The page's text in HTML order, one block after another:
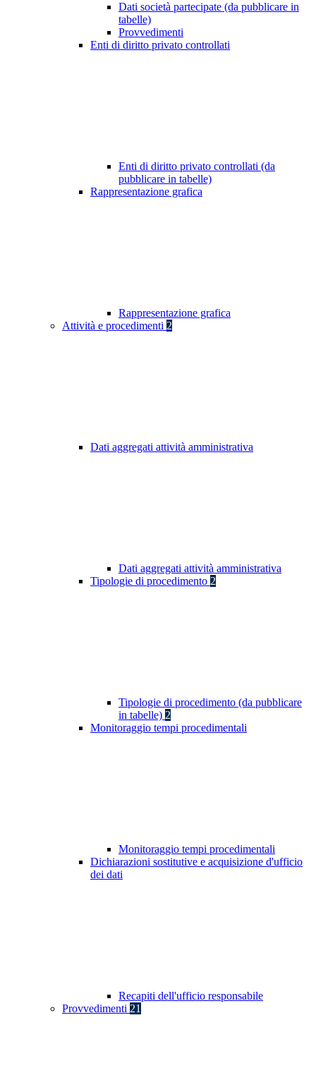
Dati società partecipate (da pubblicare in
tabelle)
Provvedimenti
Enti di diritto privato controllati
Enti di diritto privato controllati (da
pubblicare in tabelle)
Rappresentazione grafica
Rappresentazione grafica
Attività e procedimenti 2
Dati aggregati attività amministrativa
Dati aggregati attività amministrativa
Tipologie di procedimento 2
Tipologie di procedimento (da pubblicare
in tabelle) 2
Monitoraggio tempi procedimentali
Monitoraggio tempi procedimentali
Dichiarazioni sostitutive e acquisizione d'ufficio
dei dati
Recapiti dell'ufficio responsabile
Provvedimenti 21